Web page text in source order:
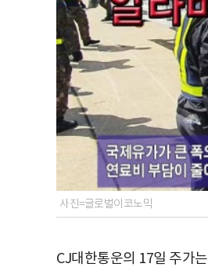
사진=글로벌이코노믹
CJ대한통운의 17일 주가